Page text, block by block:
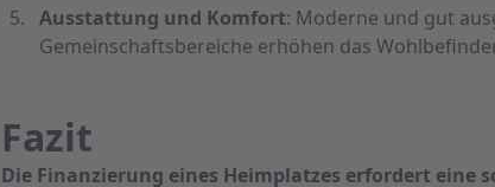
Ausstattung und Komfort: Moderne und gut
Gemeinschaftsbereiche erhöhen das
Fazit
Die Finanzierung eines Heimplatzes erfordert